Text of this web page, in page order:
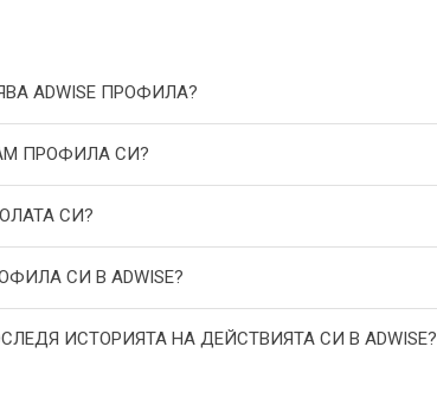
ADWISE ПРОФИЛА?
ПРОФИЛА СИ?
СИ?
СИ В ADWISE?
ИСТОРИЯТА НА ДЕЙСТВИЯТА СИ В ADWISE?